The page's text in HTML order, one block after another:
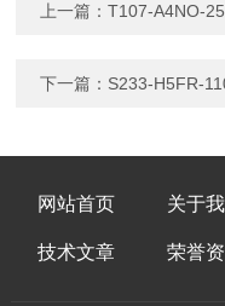
上一篇：T107-A4NO-
下一篇： S233-H5FR-
网站首页 关于
技术文章 荣誉